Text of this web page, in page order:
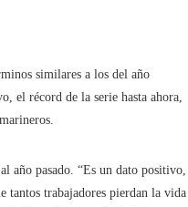
similares a los del año
el récord de la serie hasta ahora,
año pasado. “Es un dato positivo,
tantos trabajadores pierdan la vida